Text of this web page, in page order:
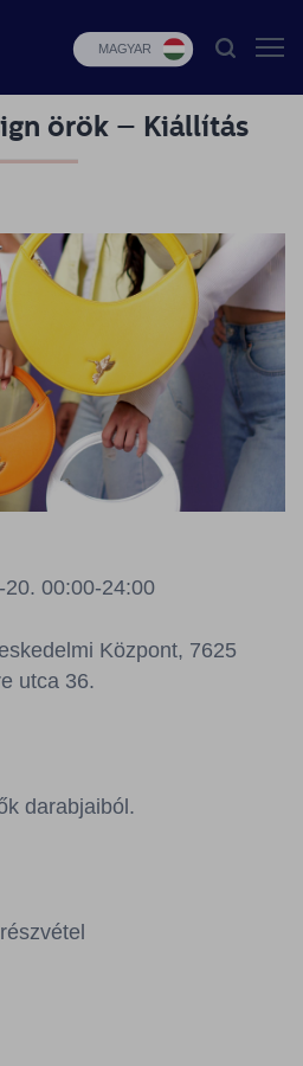
MAGYAR
örök – Kiállítás
20. 00:00-24:00
Központ, 7625
utca 36.
darabjaiból.